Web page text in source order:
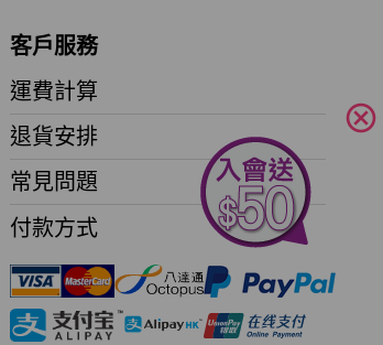
客戶服務
運費計算
退貨安排
常見問題
付款方式
cancel